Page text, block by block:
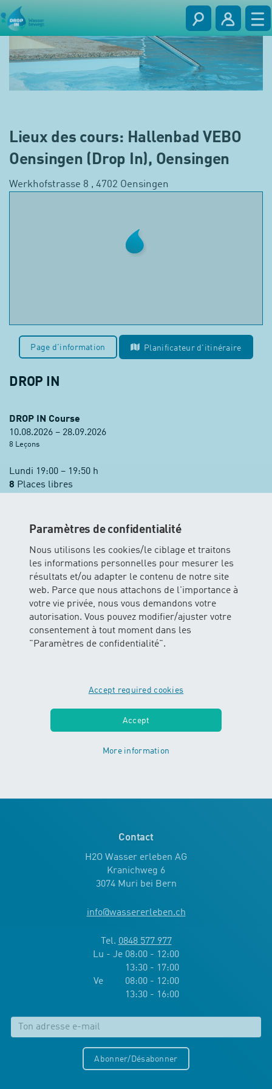
Paramètres de confidentialité
Nous utilisons les cookies/le ciblage et traitons
les informations personnelles pour mesurer les
résultats et/ou adapter le contenu de notre site
web. Parce que nous attachons de l'importance à
votre vie privée, nous vous demandons votre
autorisation. Vous pouvez modifier/ajuster votre
consentement à tout moment dans les
"Paramètres de confidentialité".
Accept required cookies
Accept
More information
Lieux des cours: Hallenbad VEBO
Oensingen (Drop In), Oensingen
Werkhofstrasse 8 , 4702 Oensingen
Page d'information Planificateur d'itinéraire
DROP IN
DROP IN Course
10.08.2026 – 28.09.2026
8 Leçons
Lundi 19:00 – 19:50 h
8 Places libres
inkl. gesetzliche MWST
Berne
Fribourg
Thurgovie
Contact
H2O Wasser erleben AG
Kranichweg 6
3074 Muri bei Bern
info@wassererleben.ch
Tel. 0848 577 977
Lu - Je 08:00 - 12:00
13:30 - 17:00
Ve 08:00 - 12:00
13:30 - 16:00
Abonner/Désabonner